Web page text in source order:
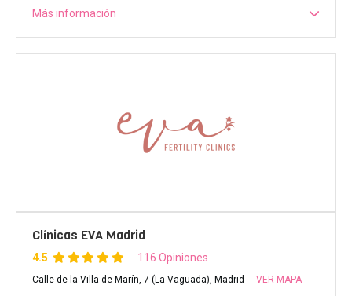
Más información
Clínicas EVA Madrid
4.5 116 Opiniones
Calle de la Villa de Marín, 7 (La Vaguada), Madrid VER MAPA